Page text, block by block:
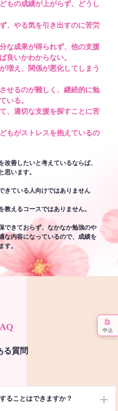
もの成績が上がらず、どうし
、やる気を引き出すのに苦労
な成果が得られず、他の支援
良いかわからない。
増え、関係が悪化してしまう
せるのが難しく、継続的に勉
いる。
、適切な支援を探すことに苦
もがストレスを抱えているの
善したいと考えているならば、
思います。
きている人向けではありません
えるコースではありません。
できておらず、なかなか勉強のや
な内容になっているので、成績を
す。
る質問
ることはできますか？
申込